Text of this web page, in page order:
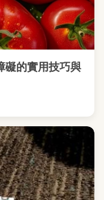
礙的實用技巧與